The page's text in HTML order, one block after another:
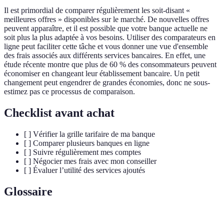
Il est primordial de comparer régulièrement les soit-disant «
meilleures offres » disponibles sur le marché. De nouvelles offres
peuvent apparaître, et il est possible que votre banque actuelle ne
soit plus la plus adaptée à vos besoins. Utiliser des comparateurs en
ligne peut faciliter cette tâche et vous donner une vue d'ensemble
des frais associés aux différents services bancaires. En effet, une
étude récente montre que plus de 60 % des consommateurs peuvent
économiser en changeant leur établissement bancaire. Un petit
changement peut engendrer de grandes économies, donc ne sous-
estimez pas ce processus de comparaison.
Checklist avant achat
[ ] Vérifier la grille tarifaire de ma banque
[ ] Comparer plusieurs banques en ligne
[ ] Suivre régulièrement mes comptes
[ ] Négocier mes frais avec mon conseiller
[ ] Évaluer l’utilité des services ajoutés
Glossaire